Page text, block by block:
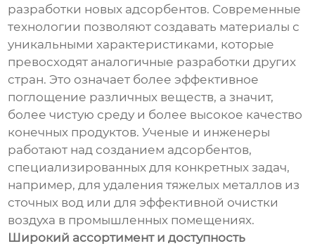
разработки новых адсорбентов. Современные
технологии позволяют создавать материалы с
уникальными характеристиками, которые
превосходят аналогичные разработки других
стран. Это означает более эффективное
поглощение различных веществ, а значит,
более чистую среду и более высокое качество
конечных продуктов. Ученые и инженеры
работают над созданием адсорбентов,
специализированных для конкретных задач,
например, для удаления тяжелых металлов из
сточных вод или для эффективной очистки
воздуха в промышленных помещениях.
Широкий ассортимент и доступность